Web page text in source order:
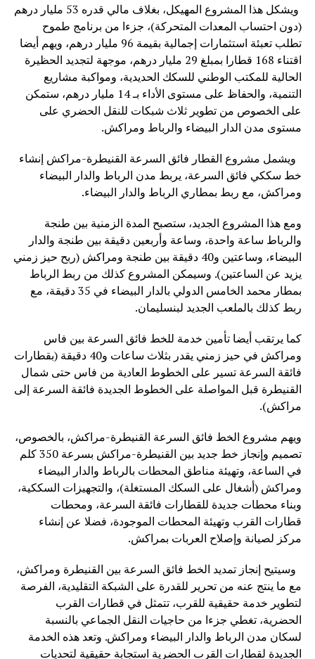
ويشكل هذا المشروع المهيكل، بغلاف مالي قدره 53 مليار درهم
(دون احتساب المعدات المتحركة)، جزءا من برنامج طموح
تطلب تعبئة استثمارات إجمالية بقيمة 96 مليار درهم، ويهم أيضا
اقتناء 168 قطارا بمبلغ 29 مليار درهم، موجهة لتجديد الحظيرة
الحالية للمكتب الوطني للسكك الحديدية، ومواكبة مشاريع
التنمية، والحفاظ على مستوى الأداء بـ 14 مليار درهم، ستمكن
على الخصوص من تطوير ثلاث شبكات للنقل الحضري على
مستوى مدن الدار البيضاء والرباط ومراكش.
ويشمل مشروع القطار فائق السرعة القنيطرة-مراكش إنشاء
خط سككي فائق السرعة، يربط مدن الرباط والدار البيضاء
ومراكش، مع ربط بمطاري الرباط والدار البيضاء.
ومع هذا المشروع الجديد، ستصبح المدة الزمنية بين طنجة
والرباط ساعة واحدة، وساعة وأربعين دقيقة بين طنجة والدار
البيضاء، وساعتين و40 دقيقة بين طنجة ومراكش (ربح حيز زمني
يزيد عن الساعتين). وسيمكن المشروع كذلك من ربط الرباط
بمطار محمد الخامس الدولي بالدار البيضاء في 35 دقيقة، مع
ربط كذلك بالملعب الجديد لبنسليمان.
كما يرتقب أيضا تأمين خدمة للخط فائق السرعة بين فاس
ومراكش في حيز زمني يقدر بثلاث ساعات و40 دقيقة (بقطارات
فائقة السرعة تسير على الخطوط العادية من فاس حتى شمال
القنيطرة قبل المواصلة على الخطوط الجديدة فائقة السرعة إلى
مراكش).
ويهم مشروع الخط فائق السرعة القنيطرة-مراكش، بالخصوص،
تصميم وإنجاز خط جديد بين القنيطرة-مراكش بسرعة 350 كلم
في الساعة، وتهيئة مناطق المحطات بالرباط والدار البيضاء
ومراكش (أشغال على السكك المستغلة)، والتجهيزات السككية،
وبناء محطات جديدة للقطارات فائقة السرعة، ومحطات
قطارات القرب وتهيئة المحطات الموجودة، فضلا عن إنشاء
مركز لصيانة وإصلاح العربات بمراكش.
وسيتيح إنجاز تمديد الخط فائق السرعة بين القنيطرة ومراكش،
مع ما ينتج عنه من تحرير للقدرة على الشبكة التقليدية، الفرصة
لتطوير خدمة حقيقية للقرب، تتمثل في قطارات القرب
الحضرية، تغطي جزءا من حاجيات النقل الجماعي بالنسبة
لسكان مدن الرباط والدار البيضاء ومراكش. وتعد هذه الخدمة
الجديدة لقطارات القرب الحضرية استجابة حقيقية لتحديات